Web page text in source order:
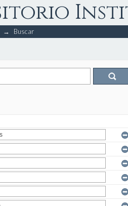
→ Buscar